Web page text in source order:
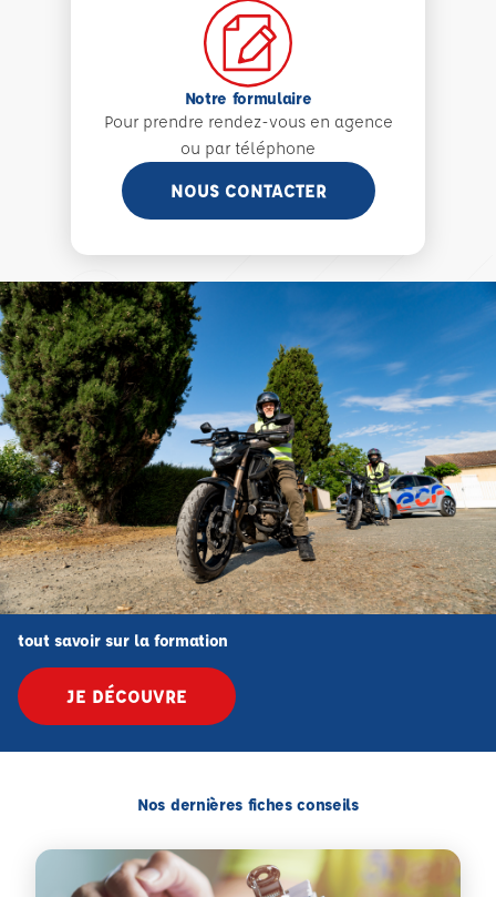
Notre formulaire
Pour prendre rendez-vous en agence
ou par téléphone
NOUS CONTACTER
tout savoir sur la formation
JE DÉCOUVRE
Nos dernières fiches conseils